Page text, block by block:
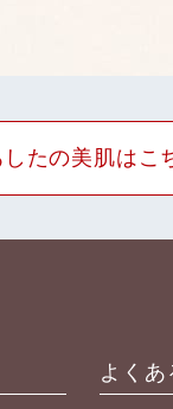
したの美肌はこ
よくあ